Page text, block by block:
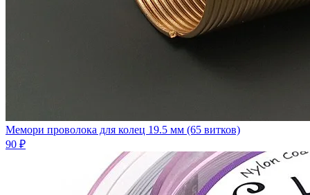
Мемори проволока для колец 19.5 мм (65 витков)
90 ₽